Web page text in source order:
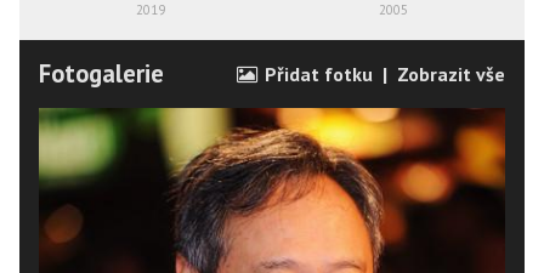
2019 2005
Fotogalerie Přidat fotku | Zobrazit vše